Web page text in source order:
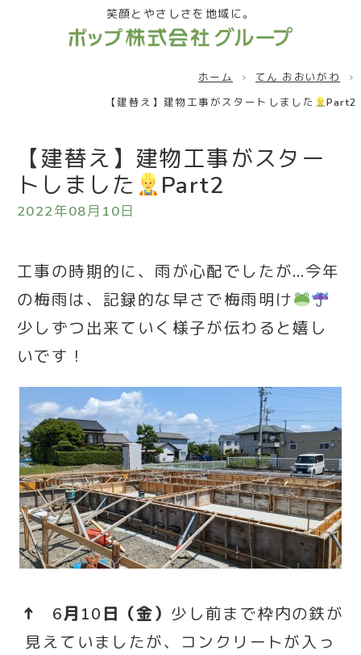
笑顔とやさしさを地域に。
ホーム
てん おおいがわ
【建替え】建物工事がスタートしました
Part2
【建替え】建物工事がスター
トしました
Part2
2022年08月10日
工事の時期的に、雨が心配でしたが…今年
の梅雨は、記録的な早さで梅雨明け
少しずつ出来ていく様子が伝わると嬉し
いです！
↑ 6月10日（金） 少し前まで枠内の鉄が
見えていましたが、コンクリートが入っ